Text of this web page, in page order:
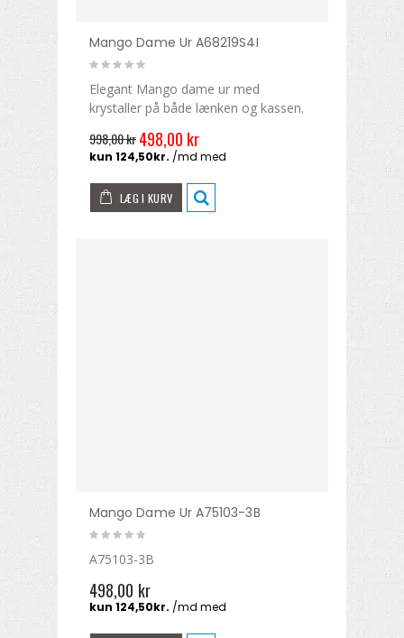
Mango Dame Ur A68219S4I
Elegant Mango dame ur med
krystaller på både lænken og kassen.
998,00 kr498,00 kr
LÆG I KURV
Mango Dame Ur A75103-3B
A75103-3B
498,00 kr